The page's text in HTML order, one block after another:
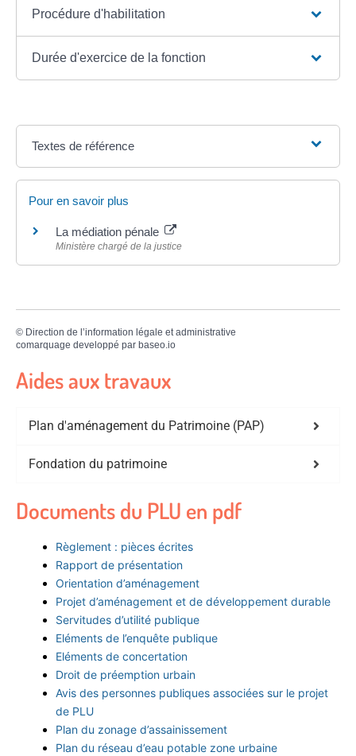
Procédure d'habilitation
Durée d'exercice de la fonction
Textes de référence
Pour en savoir plus
La médiation pénale
Ministère chargé de la justice
© Direction de l’information légale et administrative
comarquage developpé par baseo.io
Aides aux travaux
Plan d'aménagement du Patrimoine (PAP)
Fondation du patrimoine
Documents du PLU en pdf
Règlement : pièces écrites
Rapport de présentation
Orientation d’aménagement
Projet d’aménagement et de développement durable
Servitudes d’utilité publique
Eléments de l’enquête publique
Eléments de concertation
Droit de préemption urbain
Avis des personnes publiques associées sur le projet
de PLU
Plan du zonage d’assainissement
Plan du réseau d’eau potable zone urbaine